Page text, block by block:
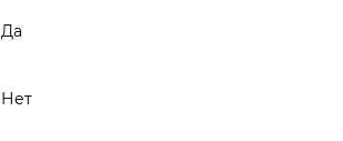
Да
Нет